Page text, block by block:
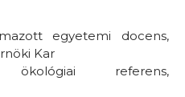
egyetemi docens,
Kar
ökológiai referens,